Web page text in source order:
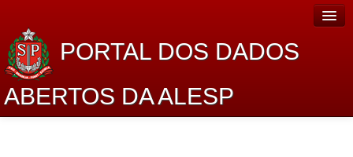
PORTAL DOS DADOS
ABERTOS DA ALESP